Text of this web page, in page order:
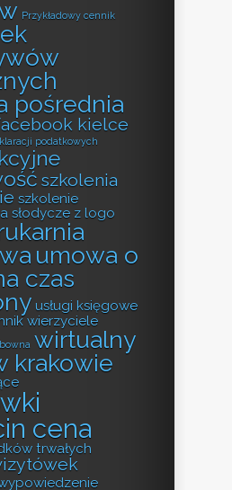
Przykładowy cennik
pośrednia
kielce
podatkowych
szkolenia
szkolenie
słodycze z logo
umowa o
czas
usługi księgowe
wierzyciele
wirtualny
krakowie
cena
trwałych